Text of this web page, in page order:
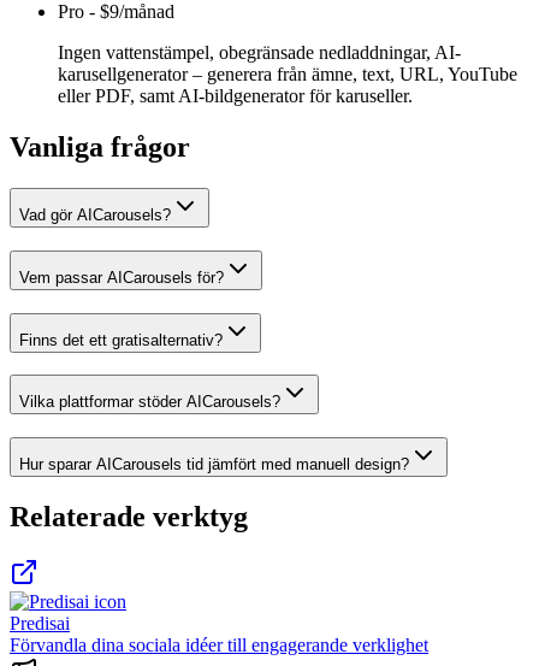
Pro - $9/månad
Ingen vattenstämpel, obegränsade nedladdningar, AI-
karusellgenerator – generera från ämne, text, URL, YouTube
eller PDF, samt AI-bildgenerator för karuseller.
Vanliga frågor
Vad gör AICarousels?
Vem passar AICarousels för?
Finns det ett gratisalternativ?
Vilka plattformar stöder AICarousels?
Hur sparar AICarousels tid jämfört med manuell design?
Relaterade verktyg
Predisai
Förvandla dina sociala idéer till engagerande verklighet